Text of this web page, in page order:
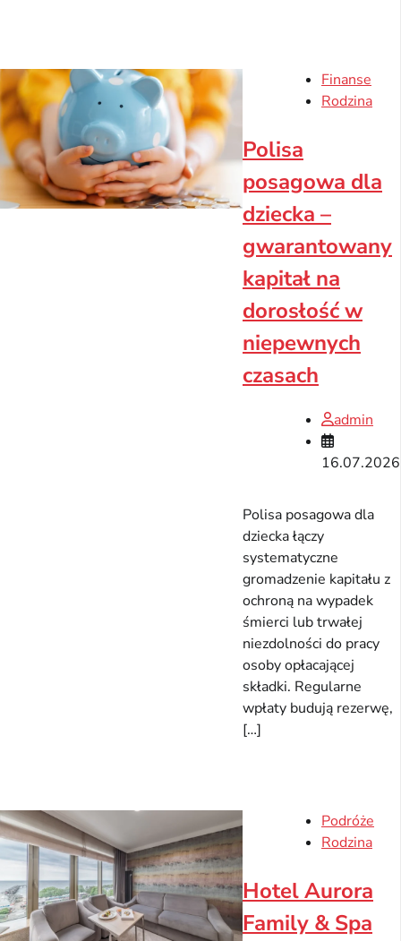
Finanse
Rodzina
Polisa
posagowa dla
dziecka –
gwarantowany
kapitał na
dorosłość w
niepewnych
czasach
admin
16.07.2026
Polisa posagowa dla
dziecka łączy
systematyczne
gromadzenie kapitału z
ochroną na wypadek
śmierci lub trwałej
niezdolności do pracy
osoby opłacającej
składki. Regularne
wpłaty budują rezerwę,
[…]
Podróże
Rodzina
Hotel Aurora
Family & Spa